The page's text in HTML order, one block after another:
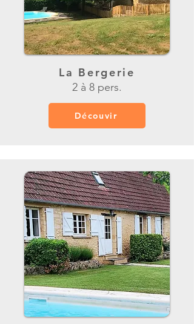
La Bergerie
2 à 8 pers.
Découvir